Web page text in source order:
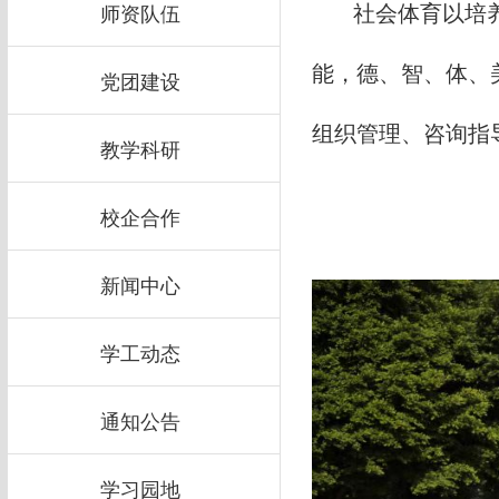
师资队伍
党团建设
教学科研
校企合作
新闻中心
学工动态
通知公告
学习园地
社会体育以培
能，德、智、体、
组织管理、咨询指